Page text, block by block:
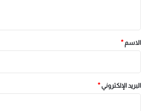
*
الاسم *
البريد الإلكتروني*